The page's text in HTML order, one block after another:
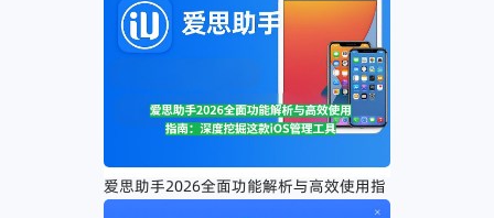
爱思助手2026全面功能解析与高效使用指